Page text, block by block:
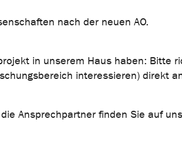
nach der neuen AO.
in unserem Haus haben:
interessieren) direkt
Ansprechpartner finden Sie auf